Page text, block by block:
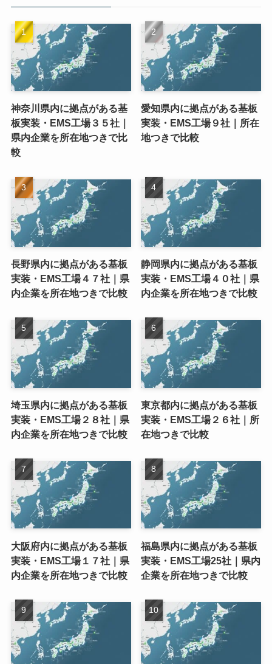
神奈川県内に拠点がある基
板実装・EMS工場３５社｜
県内企業を所在地つきで比
較
愛知県内に拠点がある基板
実装・EMS工場９社｜所在
地つきで比較
長野県内に拠点がある基板
実装・EMS工場４７社｜県
内企業を所在地つきで比較
静岡県内に拠点がある基板
実装・EMS工場４０社｜県
内企業を所在地つきで比較
埼玉県内に拠点がある基板
実装・EMS工場２８社｜県
内企業を所在地つきで比較
東京都内に拠点がある基板
実装・EMS工場２６社｜所
在地つきで比較
大阪府内に拠点がある基板
実装・EMS工場１７社｜県
内企業を所在地つきで比較
福島県内に拠点がある基板
実装・EMS工場25社｜県内
企業を所在地つきで比較